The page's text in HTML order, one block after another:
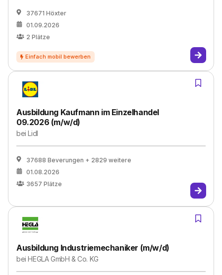
37671 Höxter
01.09.2026
2 Plätze
Ausbildung Kaufmann im Einzelhandel
09.2026 (m/w/d)
beiLidl
37688 Beverungen + 2829 weitere
01.08.2026
3657 Plätze
Ausbildung Industriemechaniker (m/w/d)
beiHEGLA GmbH & Co. KG